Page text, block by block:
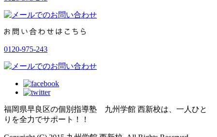
0120-975-243
福岡県早良区の個別指導塾 九州学館 西新校は、一人ひと
りを全力でサポート！！